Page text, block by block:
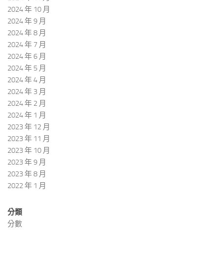
2024 年 10 月
2024 年 9 月
2024 年 8 月
2024 年 7 月
2024 年 6 月
2024 年 5 月
2024 年 4 月
2024 年 3 月
2024 年 2 月
2024 年 1 月
2023 年 12 月
2023 年 11 月
2023 年 10 月
2023 年 9 月
2023 年 8 月
2022 年 1 月
分類
分數